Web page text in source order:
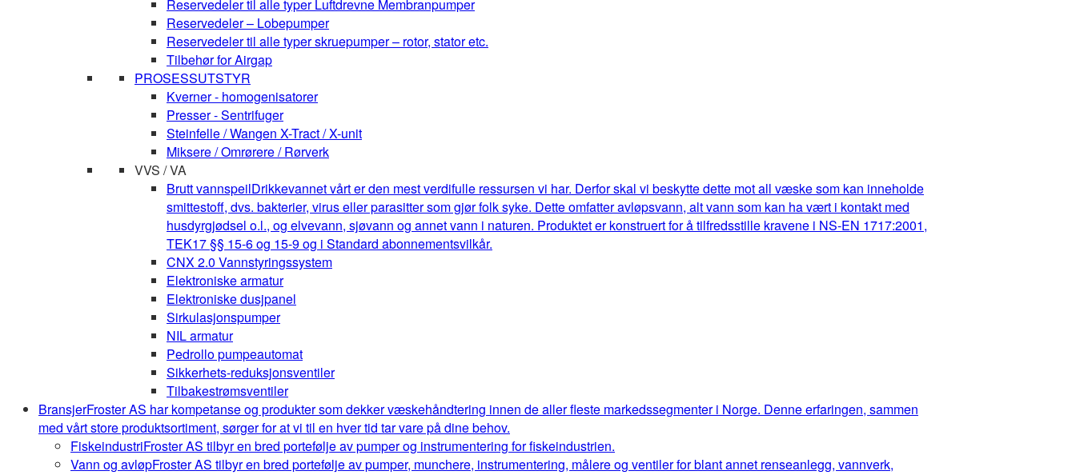
Reservedeler til alle typer Luftdrevne Membranpumper
Reservedeler – Lobepumper
Reservedeler til alle typer skruepumper – rotor, stator etc.
Tilbehør for Airgap
PROSESSUTSTYR
Kverner - homogenisatorer
Presser - Sentrifuger
Steinfelle / Wangen X-Tract / X-unit
Miksere / Omrørere / Rørverk
VVS / VA
Brutt vannspeilDrikkevannet vårt er den mest verdifulle ressursen vi har. Derfor skal vi beskytte dette mot all væske som kan inneholde
smittestoff, dvs. bakterier, virus eller parasitter som gjør folk syke. Dette omfatter avløpsvann, alt vann som kan ha vært i kontakt med
husdyrgjødsel o.l., og elvevann, sjøvann og annet vann i naturen. Produktet er konstruert for å tilfredsstille kravene i NS-EN 1717:2001,
TEK17 §§ 15-6 og 15-9 og i Standard abonnementsvilkår.
CNX 2.0 Vannstyringssystem
Elektroniske armatur
Elektroniske dusjpanel
Sirkulasjonspumper
NIL armatur
Pedrollo pumpeautomat
Sikkerhets-reduksjonsventiler
Tilbakestrømsventiler
BransjerFroster AS har kompetanse og produkter som dekker væskehåndtering innen de aller fleste markedssegmenter i Norge. Denne erfaringen, sammen
med vårt store produktsortiment, sørger for at vi til en hver tid tar vare på dine behov.
FiskeindustriFroster AS tilbyr en bred portefølje av pumper og instrumentering for fiskeindustrien.
Vann og avløpFroster AS tilbyr en bred portefølje av pumper, munchere, instrumentering, målere og ventiler for blant annet renseanlegg, vannverk,